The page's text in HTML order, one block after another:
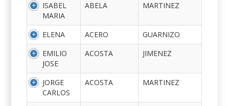
ISABEL
MARIA
ABELA MARTINEZ
ELENA ACERO
GUARNIZO
EMILIO
JOSE
ACOSTA JIMENEZ
JORGE
CARLOS
ACOSTA MARTINEZ